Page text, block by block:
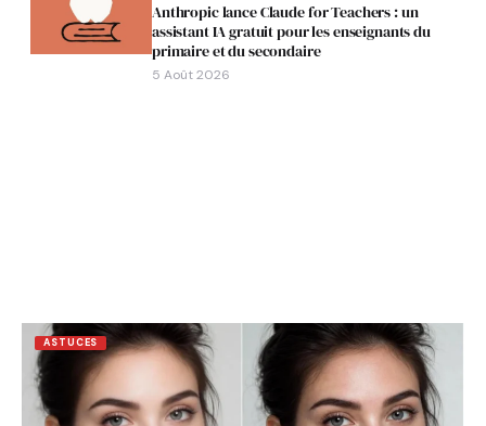
Anthropic lance Claude for Teachers : un
assistant IA gratuit pour les enseignants du
primaire et du secondaire
5 Août 2026
ASTUCES